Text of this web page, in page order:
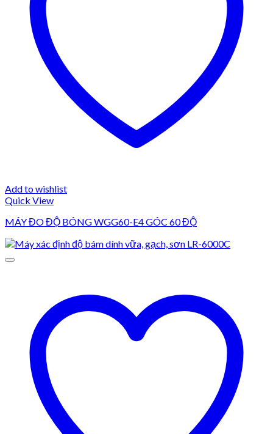
Add to wishlist
Quick View
MÁY ĐO ĐỘ BÓNG WGG60-E4 GÓC 60 ĐỘ